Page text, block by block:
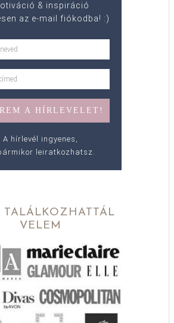
& inspiráció
az e-mail fiókodba! :)
A hírlevél ingyenes,
leiratkozhatsz.
TALÁLKOZHATTÁL
VELEM